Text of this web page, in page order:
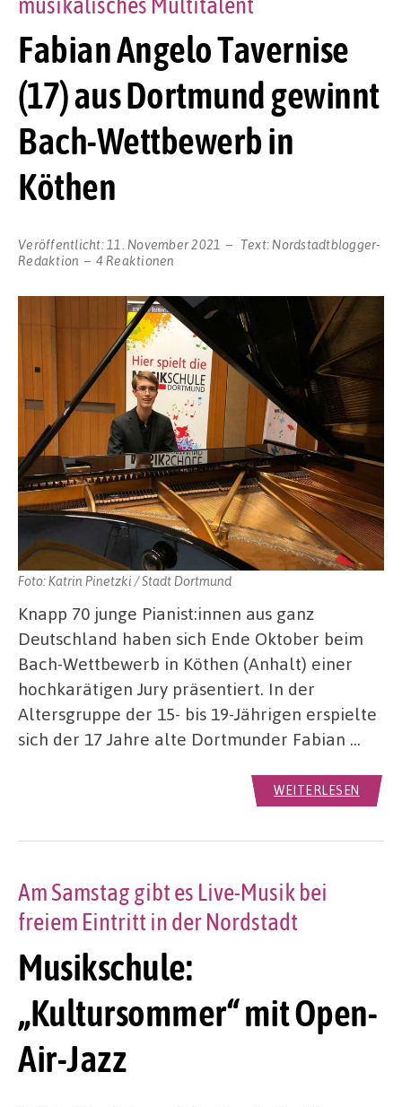
Fabian Angelo Tavernise
(17) aus Dortmund gewinnt
Bach-Wettbewerb in
Köthen
Veröffentlicht: 11. November 2021 Text: Nordstadtblogger-
Redaktion
4 Reaktionen
Foto: Katrin Pinetzki / Stadt Dortmund
Knapp 70 junge Pianist:innen aus ganz
Deutschland haben sich Ende Oktober beim
Bach-Wettbewerb in Köthen (Anhalt) einer
hochkarätigen Jury präsentiert. In der
Altersgruppe der 15- bis 19-Jährigen erspielte
sich der 17 Jahre alte Dortmunder Fabian …
WEITERLESEN
Musikschule:
„Kultursommer“ mit Open-
Air-Jazz
Am Samstag gibt es Live-Musik bei
freiem Eintritt in der Nordstadt